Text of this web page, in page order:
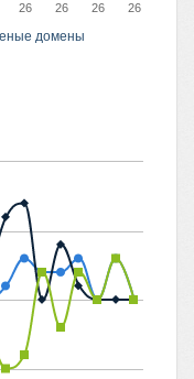
домены
26
26
26
26